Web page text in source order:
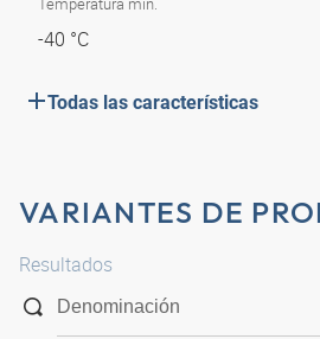
-40 °C
Todas las características
VARIANTES DE
Resultados